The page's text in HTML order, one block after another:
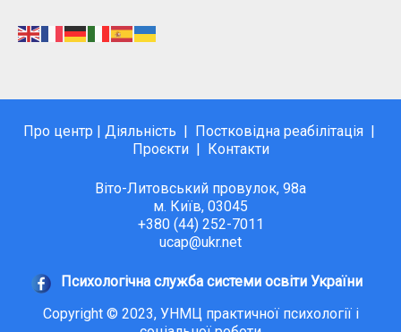
Про центр | Діяльність | Постковідна реабілітація|
Проєкти| Контакти
Віто-Литовський провулок, 98а
м. Київ, 03045
+380 (44) 252-7011
ucap@ukr.net
Психологічна служба системи освіти України
Copyright © 2023, УНМЦ практичної психології і